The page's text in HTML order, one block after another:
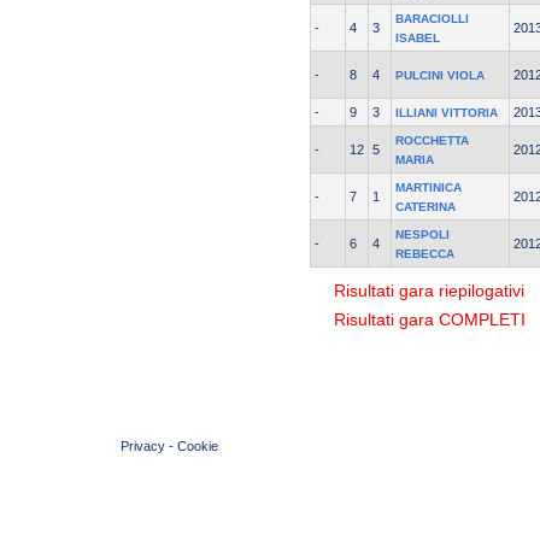
- 4 3
BARACIOLLI
ISABEL
- 8 4 PULCINI VIOLA
- 9 3 ILLIANI VITTORIA
- 12 5
ROCCHETTA
MARIA
- 7 1
MARTINICA
CATERINA
- 6 4
NESPOLI
REBECCA
Risultati gara riepilogativi
Risultati gara COMPLETI
Privacy - Cookie